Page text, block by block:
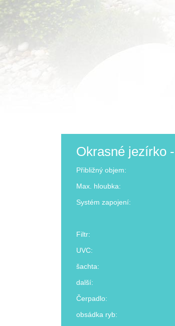
Okrasné jezírko
Přibližný objem:
Max. hloubka:
Systém zapojení:
Filtr:
UVC:
šachta:
další:
Čerpadlo:
obsádka ryb: